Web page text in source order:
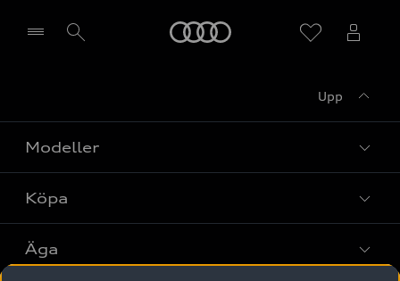
Upp
Modeller
Alla modeller
Elbilar
Köpa
Privaterbjudanden
Äga